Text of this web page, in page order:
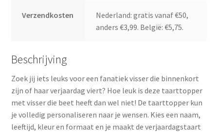
Verzendkosten
Nederland: gratis vanaf €50,
anders €3,99. België: €5,75.
Beschrijving
Zoek jij iets leuks voor een fanatiek visser die binnenkort
zijn of haar verjaardag viert? Hoe leuk is deze taarttopper
met visser die beet heeft dan wel niet! De taarttopper kun
je volledig personaliseren naar je wensen. Kies een naam,
leeftijd, kleur en formaat en je maakt de verjaardagstaart